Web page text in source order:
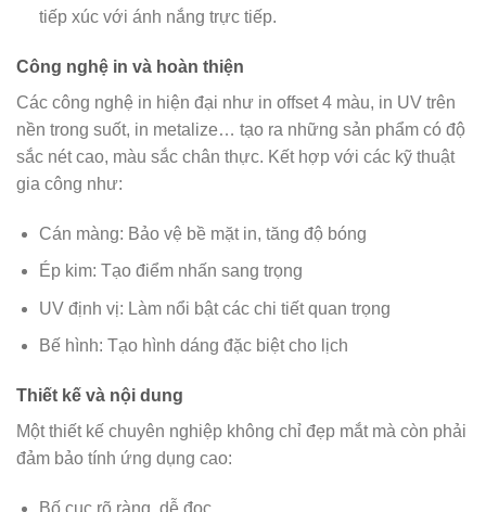
tiếp xúc với ánh nắng trực tiếp.
Công nghệ in và hoàn thiện
Các công nghệ in hiện đại như in offset 4 màu, in UV trên
nền trong suốt, in metalize… tạo ra những sản phẩm có độ
sắc nét cao, màu sắc chân thực. Kết hợp với các kỹ thuật
gia công như:
Cán màng: Bảo vệ bề mặt in, tăng độ bóng
Ép kim: Tạo điểm nhấn sang trọng
UV định vị: Làm nổi bật các chi tiết quan trọng
Bế hình: Tạo hình dáng đặc biệt cho lịch
Thiết kế và nội dung
Một thiết kế chuyên nghiệp không chỉ đẹp mắt mà còn phải
đảm bảo tính ứng dụng cao:
Bố cục rõ ràng, dễ đọc